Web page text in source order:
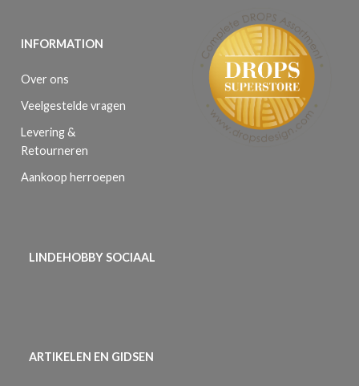
INFORMATION
Over ons
Veelgestelde vragen
Levering &
Retourneren
Aankoop herroepen
LINDEHOBBY SOCIAAL
ARTIKELEN EN GIDSEN